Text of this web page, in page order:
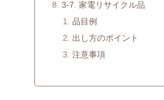
3-7. 家電リサイクル品
品目例
出し方のポイント
注意事項